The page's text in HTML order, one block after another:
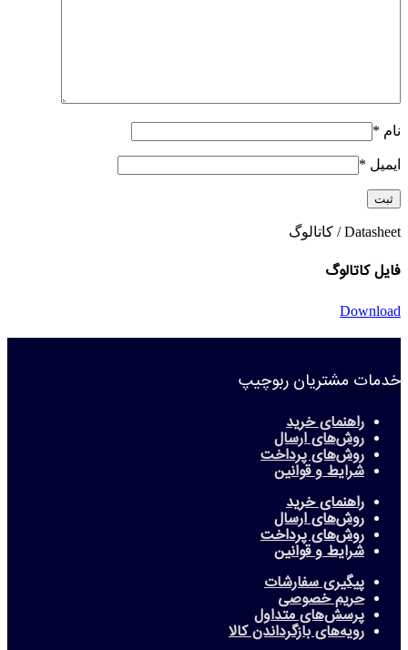
نام *
ایمیل *
Datasheet / کاتالوگ
فایل کاتالوگ
Download
خدمات مشتریان ربوچیپ
راهنمای خرید
روش‌های ارسال
روش‌های پرداخت
شرایط و قوانین
راهنمای خرید
روش‌های ارسال
روش‌های پرداخت
شرایط و قوانین
پیگیری سفارشات
حریم خصوصی
پرسش‌های متداول
رویه‌های بازگرداندن کالا